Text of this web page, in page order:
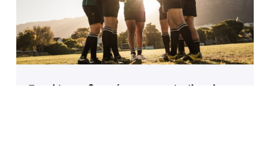
Essai transformé : comment s’inspirer